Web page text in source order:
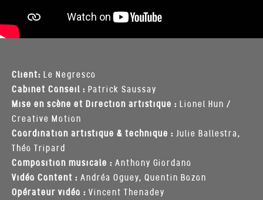
Client: Le Negresco
Cabinet Conseil : Patrick Saussay
Mise en scène et Direction artistique : Lionel Hun /
Creative Motion
Coordination artistique & technique : Julie Ballestra,
Théo Tripard
Composition musicale : Anthony Giordano
Vidéo Content : Andréa Oguey, Quentin Bozon
Opérateur vidéo : Vincent Thenadey